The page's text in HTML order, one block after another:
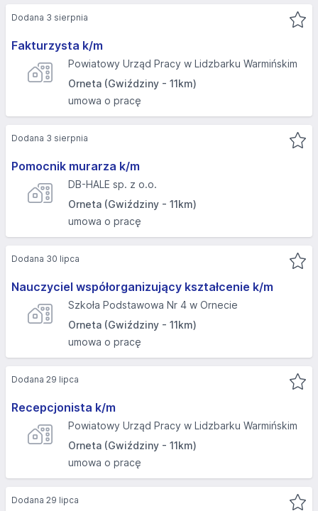
Fakturzysta k/m
Powiatowy Urząd Pracy w Lidzbarku Warmińskim
Orneta (Gwiździny - 11km)
umowa o pracę
Dodana 3 sierpnia
Pomocnik murarza k/m
DB-HALE sp. z o.o.
Orneta (Gwiździny - 11km)
umowa o pracę
Dodana 3 sierpnia
Nauczyciel współorganizujący kształcenie k/m
Szkoła Podstawowa Nr 4 w Ornecie
Orneta (Gwiździny - 11km)
umowa o pracę
Dodana 30 lipca
Recepcjonista k/m
Powiatowy Urząd Pracy w Lidzbarku Warmińskim
Orneta (Gwiździny - 11km)
umowa o pracę
Dodana 29 lipca
Dodana 29 lipca